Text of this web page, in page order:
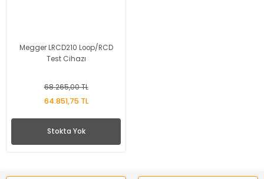
Megger LRCD210 Loop/RCD
Test Cihazı
68.265,00 TL
64.851,75 TL
Stokta Yok